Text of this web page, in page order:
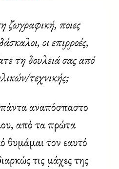
ποιες
οι επιρροές,
τη δουλειά σας από
τεχνικής;
αναπόσπαστο
από τα πρώτα
θυμάμαι τον εαυτό
τις μάχες της